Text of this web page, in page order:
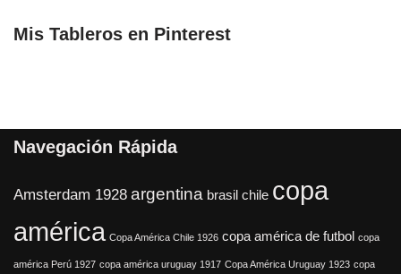
Mis Tableros en Pinterest
Navegación Rápida
Amsterdam 1928 argentina brasil chile copa
américa Copa América Chile 1926 copa américa de futbol copa
américa Perú 1927 copa américa uruguay 1917 Copa América Uruguay 1923 copa